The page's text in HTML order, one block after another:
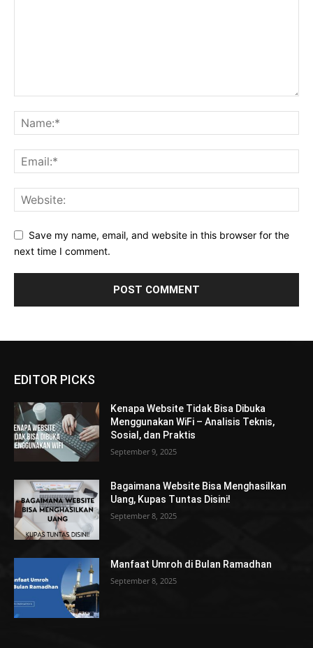
Save my name, email, and website in this browser for the
next time I comment.
EDITOR PICKS
Kenapa Website Tidak Bisa Dibuka
Menggunakan WiFi – Analisis Teknis,
Sosial, dan Praktis
September 9, 2025
Bagaimana Website Bisa Menghasilkan
Uang, Kupas Tuntas Disini!
September 8, 2025
Manfaat Umroh di Bulan Ramadhan
September 8, 2025